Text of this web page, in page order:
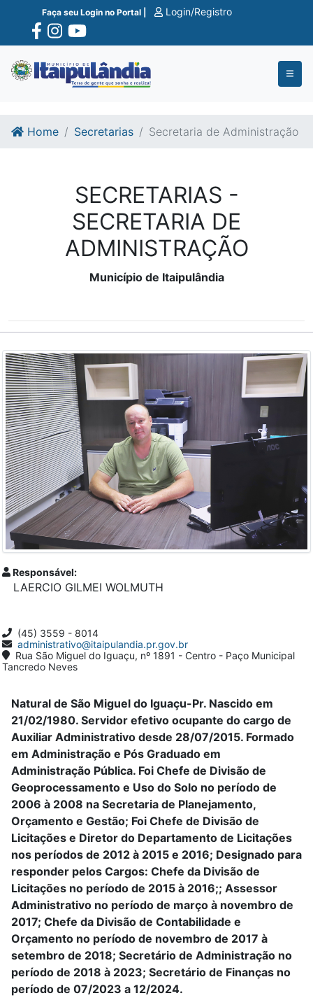
Ir para o conte�do
Ir para o fim do conte�do
Faça seu Login no Portal | Login/Registro
Home Secretarias Secretaria de Administração
SECRETARIAS -
SECRETARIA DE
ADMINISTRAÇÃO
Município de Itaipulândia
Responsável:
LAERCIO GILMEI WOLMUTH
(45) 3559 - 8014
administrativo@itaipulandia.pr.gov.br
Rua São Miguel do Iguaçu, nº 1891 - Centro - Paço Municipal
Tancredo Neves
Natural de São Miguel do Iguaçu-Pr. Nascido em
21/02/1980. Servidor efetivo ocupante do cargo de
Auxiliar Administrativo desde 28/07/2015. Formado
em Administração e Pós Graduado em
Administração Pública. Foi Chefe de Divisão de
Geoprocessamento e Uso do Solo no período de
2006 à 2008 na Secretaria de Planejamento,
Orçamento e Gestão; Foi Chefe de Divisão de
Licitações e Diretor do Departamento de Licitações
nos períodos de 2012 à 2015 e 2016; Designado para
responder pelos Cargos: Chefe da Divisão de
Licitações no período de 2015 à 2016;; Assessor
Administrativo no período de março à novembro de
2017; Chefe da Divisão de Contabilidade e
Orçamento no período de novembro de 2017 à
setembro de 2018; Secretário de Administração no
período de 2018 à 2023; Secretário de Finanças no
período de 07/2023 a 12/2024.